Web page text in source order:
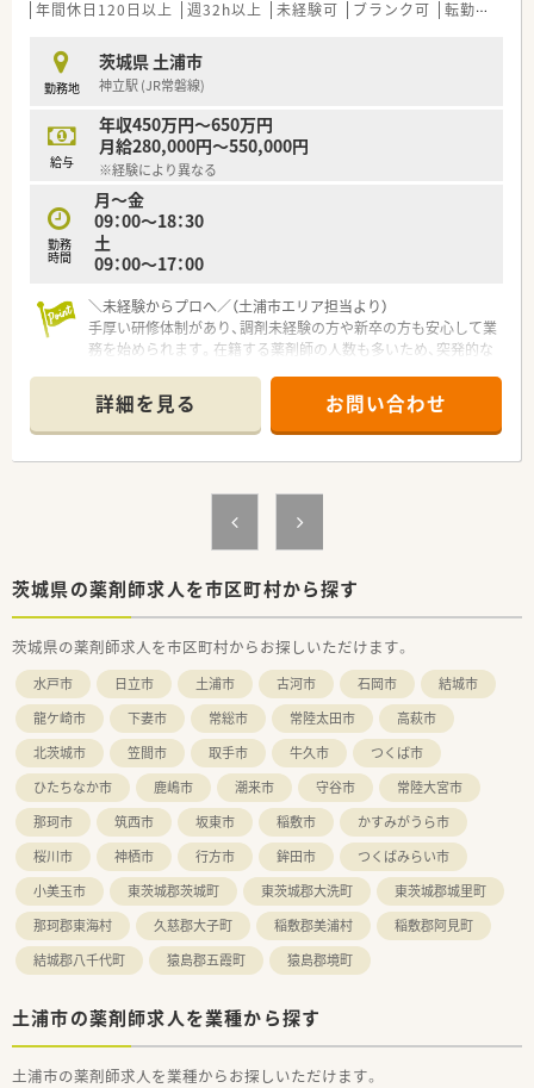
■在宅実施店舗は年々増加しており、在宅医療へもしっかりと関
■育児休暇は3歳まで取得が可能で、時短制度は小学5年生まで
時短勤務ができるよう変更予定です。
■年間休日が120日とワークライフバランスが整っています
■日用品から常備薬まで、従業員割引制度など嬉しいメリットも
たくさんあります！
年間休日120日以上 週32h以上 未経験可 ブランク可 転勤なし
勤務地
茨城県 土浦市
神立駅 (JR常磐線)
給与
年収450万円～650万円
月給280,000円～550,000円
※経験により異なる
勤務
時間
月～金
09：00～18：30
土
09：00～17：00
＼未経験からプロへ／（土浦市エリア担当より）
手厚い研修体制があり、調剤未経験の方や新卒の方も安心して業
務を始められます。在籍する薬剤師の人数も多いため、突発的な
【店舗情報と応需状況について】
■神立駅からお車で5分ほどの場所に位置しており、天候に左右
されず毎日のマイカー通勤が非常に快適な調剤薬局です。
約200枚、月間で約5000枚ほど応需しています。
■幅広い薬物治療に触れることができるため、最新の医薬品知識
【募集背景と求める人物像について】
■今回の採用では年齢や性別を問わず、患者様に寄り添った有益
な情報提供を自発的に行える方を求めています。
■未経験の方やブランクのある方でも、意欲を持って業務に取り
組んでいただける方であれば大歓迎の求人です。
【想定される業務内容】
■処方箋に基づいた正確な調剤業務や、薬の相互作用などを確認
する監査業務を丁寧に行っていただきます。
■患者様に対して親身な服薬指導を行い、お薬に対する不安や疑
問を解消するための付加価値のあるサービスを提供します。
■電子薬歴への細かな記録業務や、患者様へ有益な医療情報を提
供する地域医療に根ざした薬局業務全般を担当します。
詳細を見る お問い合わせ
茨城県の薬剤師求人を市区町村から探す
茨城県の薬剤師求人を市区町村からお探しいただけます。
水戸市 日立市 土浦市 古河市 石岡市
結城市
龍ケ崎市
下妻市 常総市 常陸太田市
高萩市
北茨城市
笠間市 取手市 牛久市
つくば市
ひたちなか市
鹿嶋市 潮来市 守谷市
常陸大宮市
那珂市
筑西市 坂東市 稲敷市
かすみがうら市
桜川市
神栖市 行方市 鉾田市
つくばみらい市
小美玉市
東茨城郡茨城町 東茨城郡大洗町
東茨城郡城里町
那珂郡東海村
久慈郡大子町 稲敷郡美浦村
稲敷郡阿見町
結城郡八千代町
猿島郡五霞町 猿島郡境町
土浦市の薬剤師求人を業種から探す
土浦市の薬剤師求人を業種からお探しいただけます。